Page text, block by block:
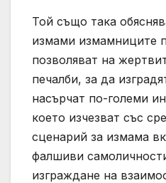
Той също така
измами измамниците
позволяват на
печалби, за да
насърчат по-големи
което изчезват със
сценарий за измама
фалшиви
изграждане на